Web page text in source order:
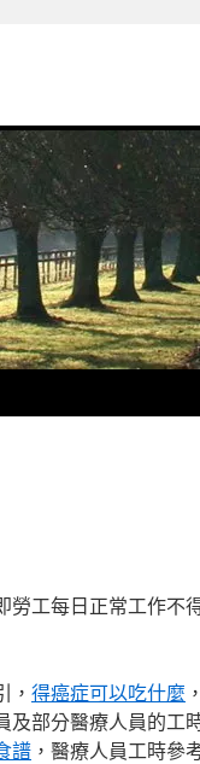
勞工每日正常工作不
， 得癌症可以吃什麼
及部分醫療人員的工
譜 ，醫療人員工時參